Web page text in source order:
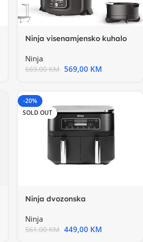
Ninja visenamjensko kuhalo
Ninja
669,00KM 569,00 KM
-20%
SOLD OUT
Ninja dvozonska
Ninja
561,00KM 449,00 KM